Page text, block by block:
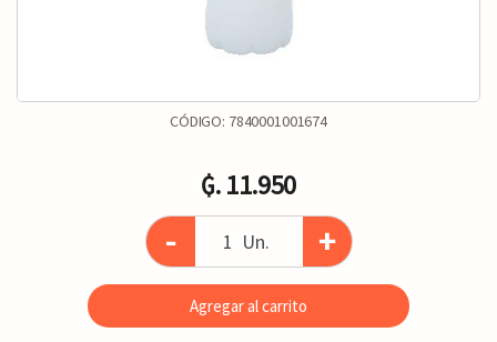
CÓDIGO: 7840001001674
₲. 11.950
- Un. +
Agregar al carrito